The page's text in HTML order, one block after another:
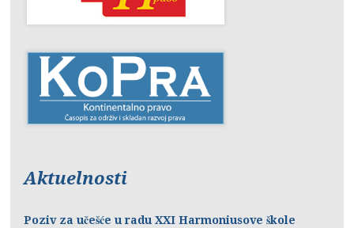
Aktuelnosti
Poziv za učešće u radu XXI Harmoniusove škole